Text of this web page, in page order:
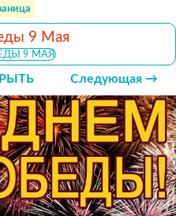
9 Мая
9 МАЯ
Следующая →